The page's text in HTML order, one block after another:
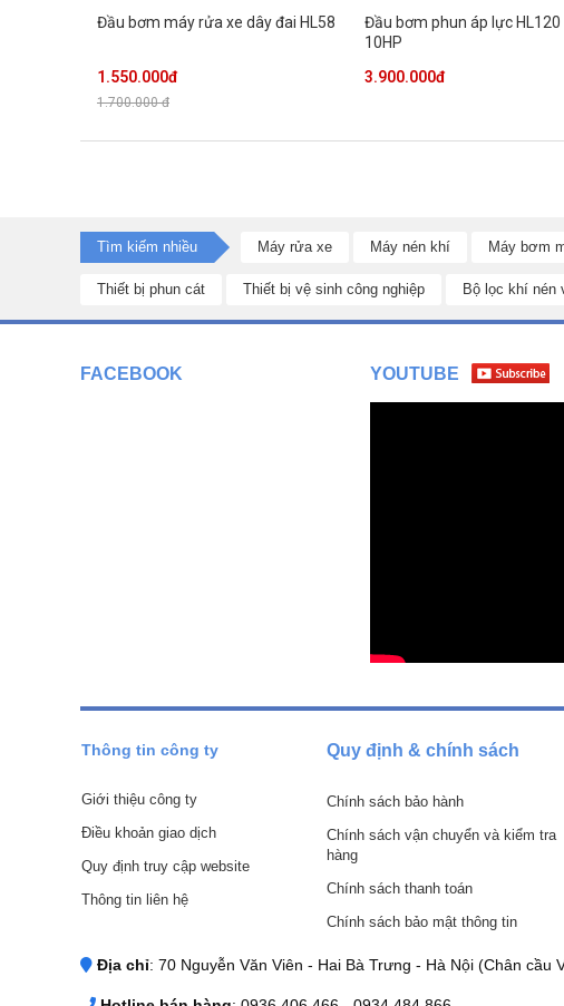
Đầu bơm máy rửa xe dây đai HL58
1.550.000đ
1.700.000 đ
Đầu bơm phun áp lực HL120
10HP
3.900.000đ
Tìm kiếm nhiều Máy rửa xe Máy nén khí Máy bơm
Thiết bị phun cát Thiết bị vệ sinh công nghiệp Bộ lọc khí nén
FACEBOOK YOUTUBE
Thông tin công ty
Giới thiệu công ty
Điều khoản giao dịch
Quy định truy cập website
Thông tin liên hệ
Quy định & chính sách
Chính sách bảo hành
Chính sách vận chuyển và kiểm tra
hàng
Chính sách thanh toán
Chính sách bảo mật thông tin
Địa chỉ: 70 Nguyễn Văn Viên - Hai Bà Trưng - Hà Nội (Chân cầu